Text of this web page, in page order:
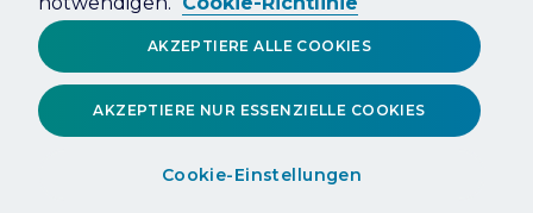
Cookie-Einstellungen
AKZEPTIERE NUR ESSENZIELLE COOKIES
AKZEPTIERE ALLE COOKIES